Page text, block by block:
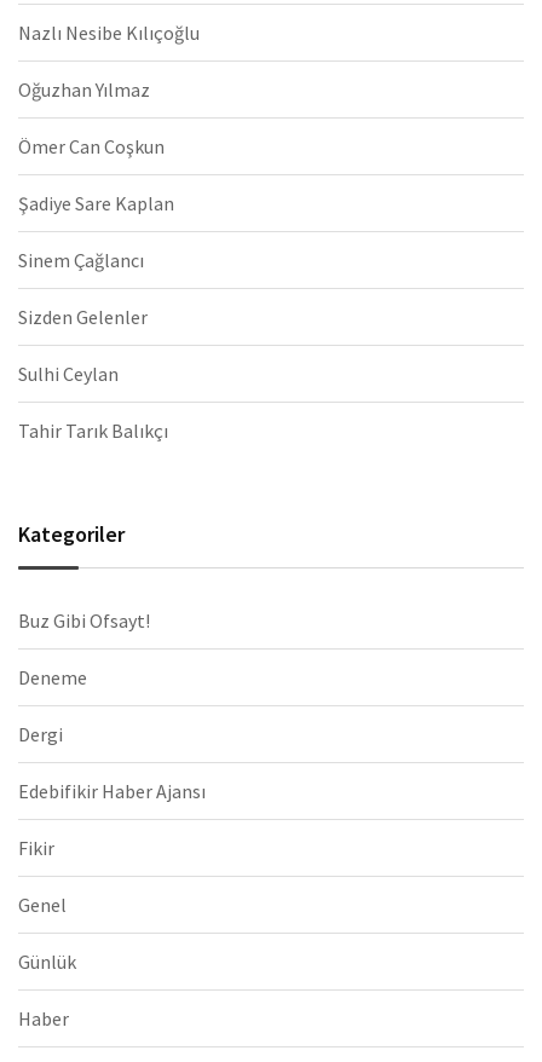
Nazlı Nesibe Kılıçoğlu
Oğuzhan Yılmaz
Ömer Can Coşkun
Şadiye Sare Kaplan
Sinem Çağlancı
Sizden Gelenler
Sulhi Ceylan
Tahir Tarık Balıkçı
Kategoriler
Buz Gibi Ofsayt!
Deneme
Dergi
Edebifikir Haber Ajansı
Fikir
Genel
Günlük
Haber